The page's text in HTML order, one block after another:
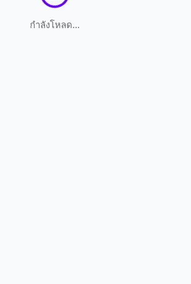
กำลังโหลด...